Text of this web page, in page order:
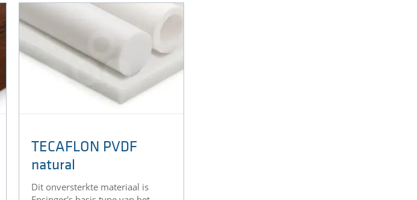
TECAFLON PVDF
natural
Dit onversterkte materiaal is